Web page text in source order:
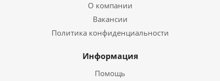
О компании
Вакансии
Политика конфиденциальности
Информация
Помощь